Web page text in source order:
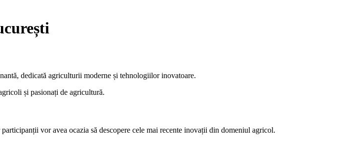
dedicată agriculturii moderne și tehnologiilor inovatoare.
și pasionați de agricultură.
vor avea ocazia să descopere cele mai recente inovații din domeniul agricol.